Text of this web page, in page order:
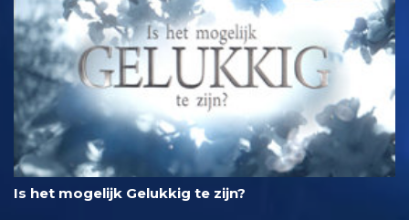
Is het mogelijk Gelukkig te zijn?